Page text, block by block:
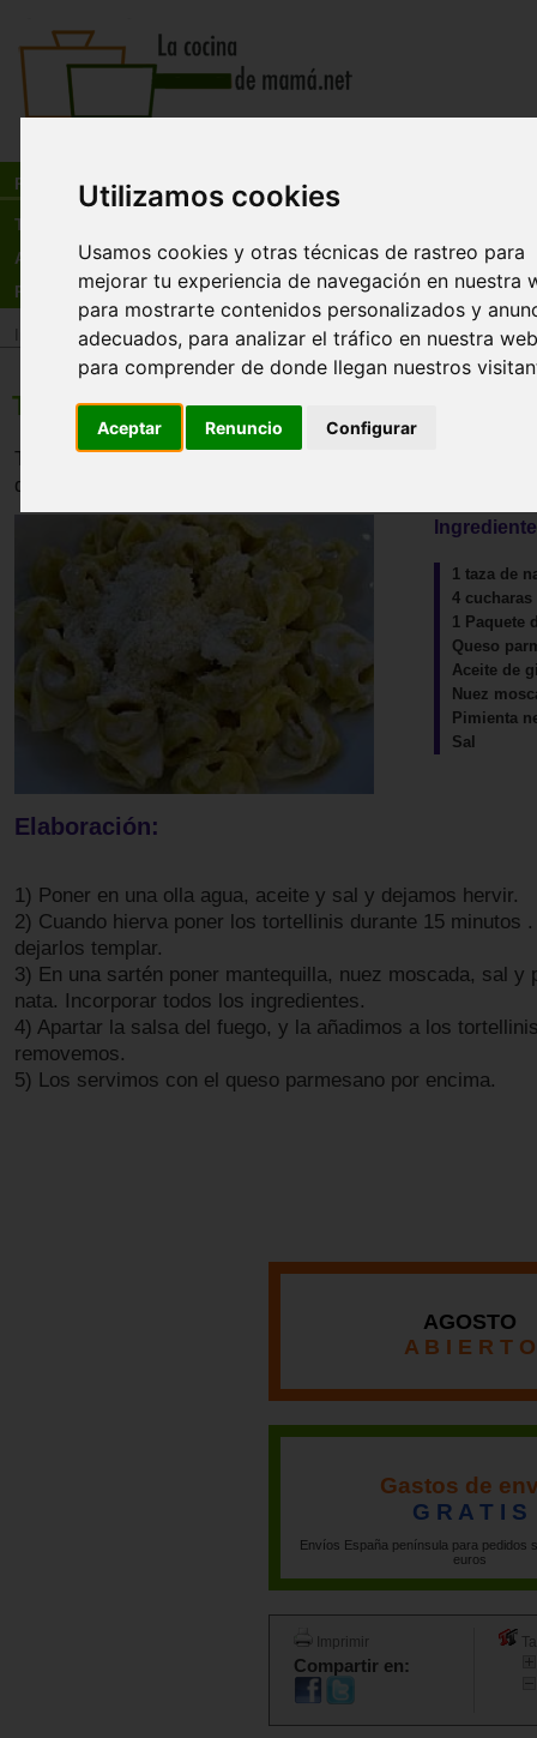
Utilizamos cookies
Usamos cookies y otras técnicas de rastreo para
mejorar tu experiencia de navegación en nuestra
para mostrarte contenidos personalizados y
adecuados, para analizar el tráfico en nuestra
para comprender de donde llegan nuestros
Aceptar Renuncio Configurar
Recetas
Tienda
Actualidad
Registro
Recetas >Pastas y arroces
Tortellini a la Panna
Tortellini delicioso y sencillos. Solo nata y queso. Para
dedos.
1 taza de
4
1 Paquete
Queso
Aceite de
Nuez
Pimienta
Sal
Elaboración:
1) Poner en una olla agua, aceite y sal y dejamos hervir.
2) Cuando hierva poner los tortellinis durante 15 minutos
dejarlos templar.
3) En una sartén poner mantequilla, nuez moscada, sal y
nata. Incorporar todos los ingredientes.
4) Apartar la salsa del fuego, y la añadimos a los
removemos.
5) Los servimos con el queso parmesano por encima.
AGOSTO
A B I E R T O
Gastos de
G R A T I S
Envíos España península para pedidos
euros
Imprimir
Compartir en: